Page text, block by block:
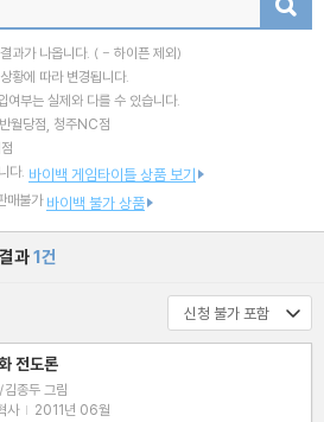
과가 나옵니다. ( - 하이픈 제외)
황에 따라 변경됩니다.
여부는 실제와 다를 수 있습니다.
월당점, 청주NC점
다. 바이백 게임타이틀 상품 보기
매불가 바이백 불가 상품
과1건
전도론
종두 그림
사 | 2011년 06월